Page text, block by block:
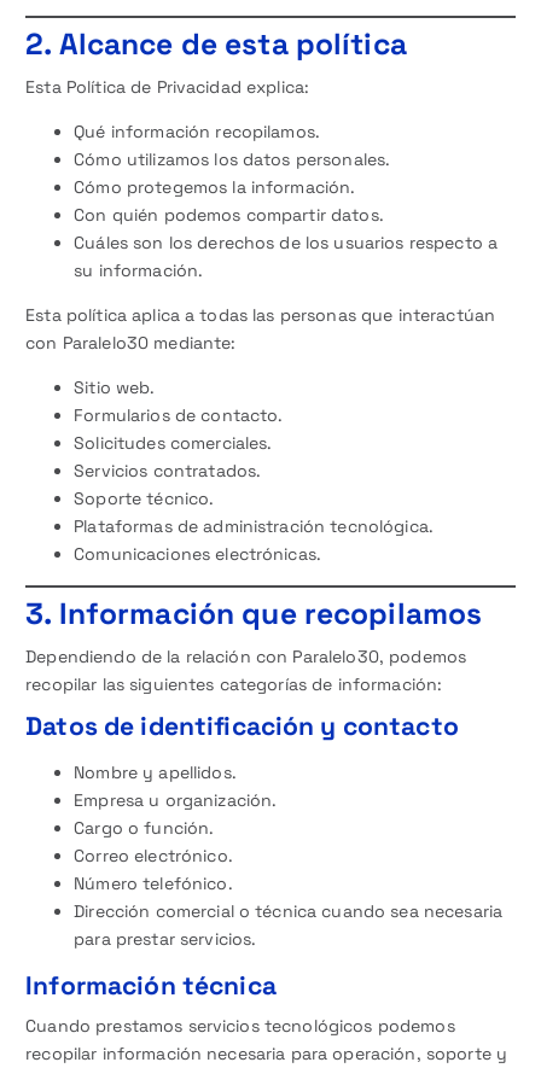
2. Alcance de esta política
Esta Política de Privacidad explica:
Qué información recopilamos.
Cómo utilizamos los datos personales.
Cómo protegemos la información.
Con quién podemos compartir datos.
Cuáles son los derechos de los usuarios respecto a
su información.
Esta política aplica a todas las personas que interactúan
con Paralelo30 mediante:
Sitio web.
Formularios de contacto.
Solicitudes comerciales.
Servicios contratados.
Soporte técnico.
Plataformas de administración tecnológica.
Comunicaciones electrónicas.
3. Información que recopilamos
Dependiendo de la relación con Paralelo30, podemos
recopilar las siguientes categorías de información:
Datos de identificación y contacto
Nombre y apellidos.
Empresa u organización.
Cargo o función.
Correo electrónico.
Número telefónico.
Dirección comercial o técnica cuando sea necesaria
para prestar servicios.
Información técnica
Cuando prestamos servicios tecnológicos podemos
recopilar información necesaria para operación, soporte y